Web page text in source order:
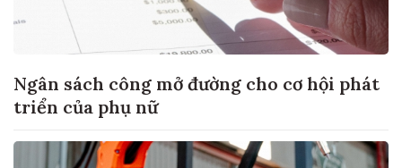
Ngân sách công mở đường cho cơ hội phát
triển của phụ nữ